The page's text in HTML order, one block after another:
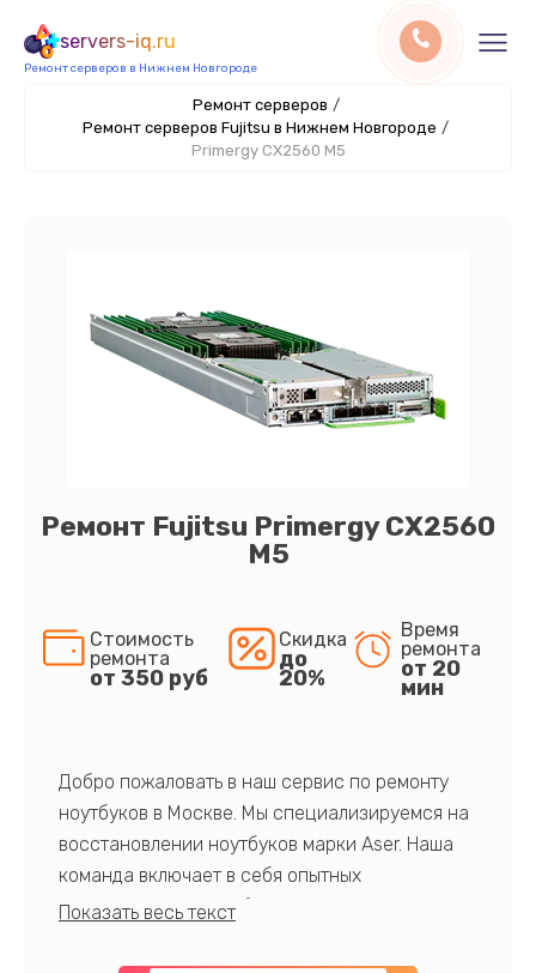
servers-iq.ru
Ремонт серверов в Нижнем Новгороде
Ремонт серверов /
Ремонт серверов Fujitsu в Нижнем Новгороде /
Primergy CX2560 M5
Ремонт Fujitsu Primergy CX2560
M5
Стоимость
ремонта
от 350 руб
Скидка
до
20%
Время
ремонта
от 20
мин
Добро пожаловать в наш сервис по ремонту
ноутбуков в Москве. Мы специализируемся на
восстановлении ноутбуков марки Aser. Наша
команда включает в себя опытных
профессионалов с обширными знаниями и